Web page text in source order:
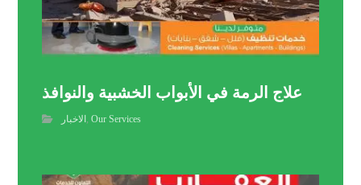
علاج الرمة في الأبواب الخشبية والنوافذ
الاخبار ,Our Services